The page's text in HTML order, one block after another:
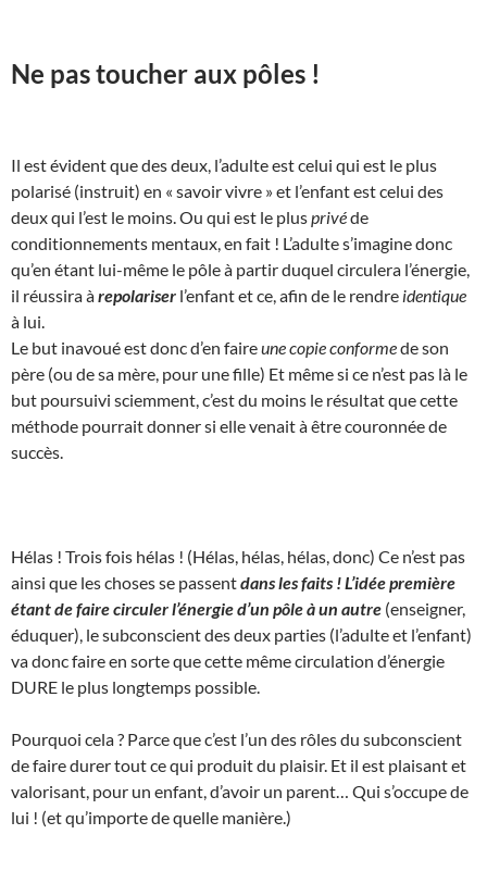
Ne pas toucher aux pôles !
Il est évident que des deux, l’adulte est celui qui est le plus
polarisé (instruit) en « savoir vivre » et l’enfant est celui des
deux qui l’est le moins. Ou qui est le plusprivéde
conditionnements mentaux, en fait ! L’adulte s’imagine donc
qu’en étant lui-même le pôle à partir duquel circulera l’énergie,
il réussira àrepolariser l’enfant et ce, afin de le rendre identique
à lui.
Le but inavoué est donc d’en faireune copie conformede son
père (ou de sa mère, pour une fille) Et même si ce n’est pas là le
but poursuivi sciemment, c’est du moins le résultat que cette
méthode pourrait donner si elle venait à être couronnée de
succès.
Hélas ! Trois fois hélas ! (Hélas, hélas, hélas, donc) Ce n’est pas
ainsi que les choses se passentdans les faits ! L’idée première
étant de faire circuler l’énergie d’un pôle à un autre (enseigner,
éduquer), le subconscient des deux parties (l’adulte et l’enfant)
va donc faire en sorte que cette même circulation d’énergie
DURE le plus longtemps possible.
Pourquoi cela ? Parce que c’est l’un des rôles du subconscient
de faire durer tout ce qui produit du plaisir. Et il est plaisant et
valorisant, pour un enfant, d’avoir un parent… Qui s’occupe de
lui ! (et qu’importe de quelle manière.)